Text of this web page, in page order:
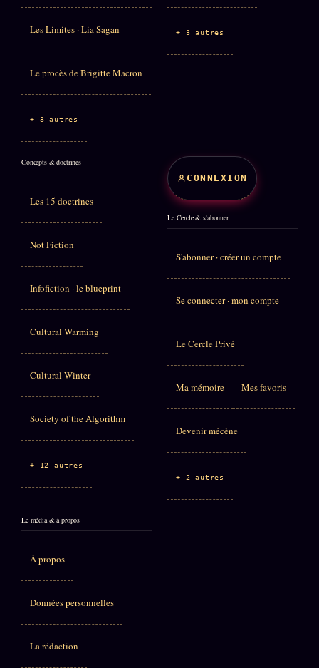
Les Limites · Lia Sagan
Le procès de Brigitte Macron
+ 3 autres
+ 3 autres
Concepts & doctrines
Les 15 doctrines
Not Fiction
Infofiction · le blueprint
Cultural Warming
Cultural Winter
Society of the Algorithm
+ 12 autres
CONNEXION
Le Cercle & s'abonner
S'abonner · créer un compte
Se connecter · mon compte
Le Cercle Privé
Ma mémoire Mes favoris
Devenir mécène
+ 2 autres
Le média & à propos
À propos
Données personnelles
La rédaction